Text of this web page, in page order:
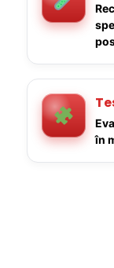
în